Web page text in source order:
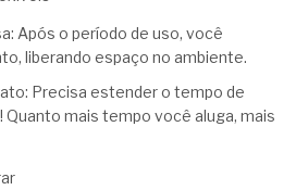
Após o período de uso, você
liberando espaço no ambiente.
Precisa estender o tempo de
Quanto mais tempo você aluga, mais